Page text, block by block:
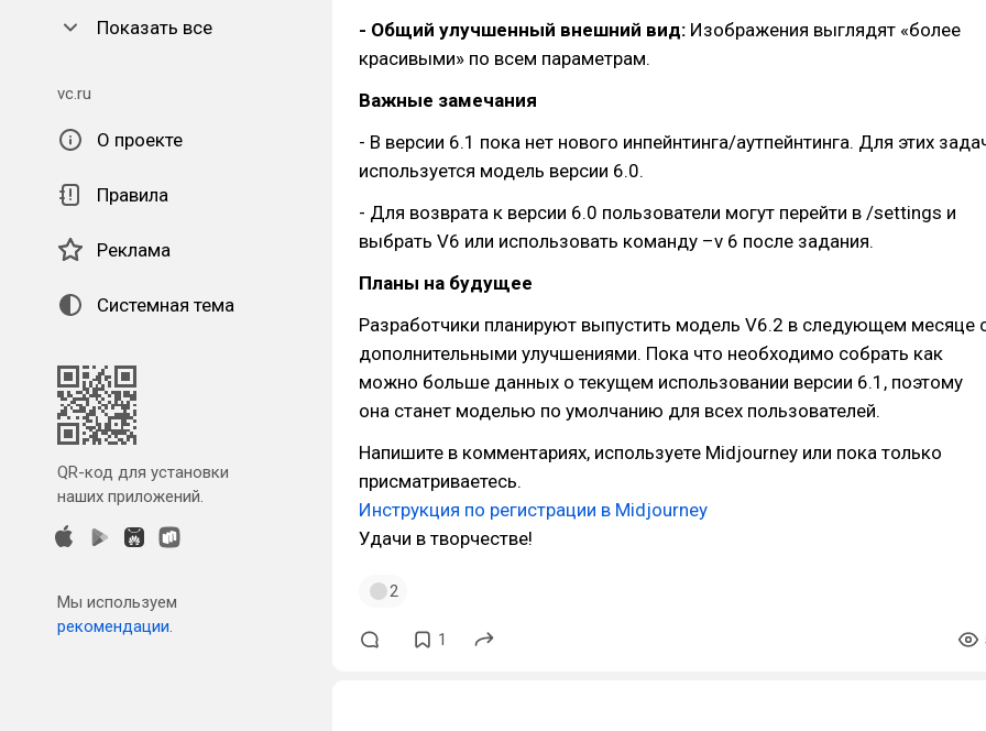
Показать все
vc.ru
О проекте
Правила
Реклама
Системная тема
QR-код для установки
наших приложений.
Мы используем
рекомендации.
- Общий улучшенный внешний вид: Изображения выглядят «более
красивыми» по всем параметрам.
Важные замечания
- В версии 6.1 пока нет нового инпейнтинга/аутпейнтинга. Для этих
используется модель версии 6.0.
- Для возврата к версии 6.0 пользователи могут перейти в /settings и
выбрать V6 или использовать команду –v 6 после задания.
Планы на будущее
Разработчики планируют выпустить модель V6.2 в следующем месяце
дополнительными улучшениями. Пока что необходимо собрать как
можно больше данных о текущем использовании версии 6.1, поэтому
она станет моделью по умолчанию для всех пользователей.
Напишите в комментариях, используете Midjourney или пока только
присматриваетесь.
Инструкция по регистрации в Midjourney
Удачи в творчестве!
2
1